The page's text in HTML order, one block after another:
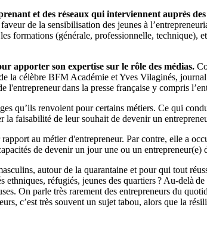
et des réseaux qui interviennent auprès
de la sensibilisation des jeunes à
formations (générale, professionnelle, technique),
apporter son expertise sur le rôle des médias.
la célèbre BFM Académie et Yves Vilaginés,
dans la presse française y compris
qu’ils renvoient pour certains métiers. Ce qui
la faisabilité de leur souhait de devenir un
au métier d'entrepreneur. Par contre, elle a
de devenir un jour une ou un entrepreneur(e)
autour de la quarantaine et pour qui tout
réfugiés, jeunes des quartiers ? Au-delà
On parle très rarement des entrepreneurs du
c’est très souvent un sujet tabou, alors que la